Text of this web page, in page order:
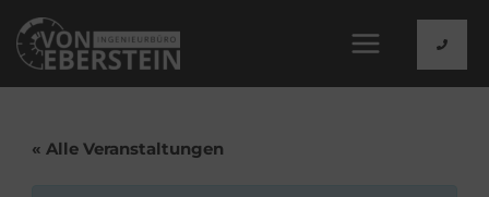
Zum
Inhalt
springen
« Alle Veranstaltungen